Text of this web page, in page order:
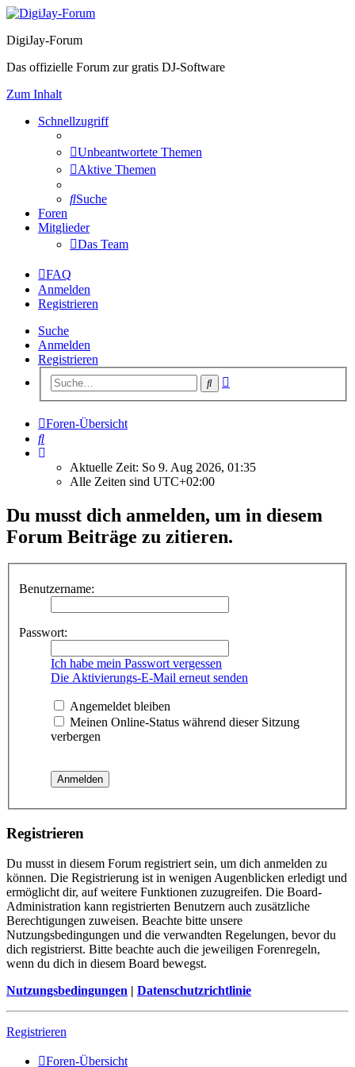
DigiJay-Forum
Das offizielle Forum zur gratis DJ-Software
Zum Inhalt
Schnellzugriff
Unbeantwortete Themen
Aktive Themen
Suche
Foren
Mitglieder
Das Team
FAQ
Anmelden
Registrieren
Suche
Anmelden
Registrieren
Suche
Foren-Übersicht
Suche
Aktuelle Zeit: So 9. Aug 2026, 01:35
Alle Zeiten sind UTC+02:00
Du musst dich anmelden, um in diesem
Forum Beiträge zu zitieren.
Benutzername:
Passwort:
Ich habe mein Passwort vergessen
Die Aktivierungs-E-Mail erneut senden
Angemeldet bleiben
Meinen Online-Status während dieser Sitzung
verbergen
Registrieren
Du musst in diesem Forum registriert sein, um dich anmelden zu
können. Die Registrierung ist in wenigen Augenblicken erledigt und
ermöglicht dir, auf weitere Funktionen zuzugreifen. Die Board-
Administration kann registrierten Benutzern auch zusätzliche
Berechtigungen zuweisen. Beachte bitte unsere
Nutzungsbedingungen und die verwandten Regelungen, bevor du
dich registrierst. Bitte beachte auch die jeweiligen Forenregeln,
wenn du dich in diesem Board bewegst.
Nutzungsbedingungen | Datenschutzrichtlinie
Registrieren
Foren-Übersicht